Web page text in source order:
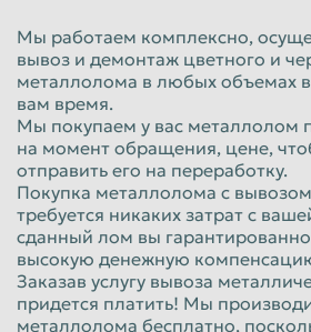
Мы работаем комплексно,
вывоз и демонтаж цветного и
металлолома в любых объемах
вам время.
Мы покупаем у вас металлолом
на момент обращения, цене,
отправить его на переработку.
Покупка металлолома с
требуется никаких затрат с
сданный лом вы
высокую денежную
Заказав услугу вывоза
придется платить! Мы
металлолома бесплатно,